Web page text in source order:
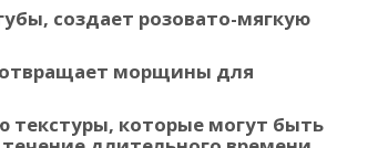
создает розовато-мягкую
морщины для
текстуры, которые могут быть